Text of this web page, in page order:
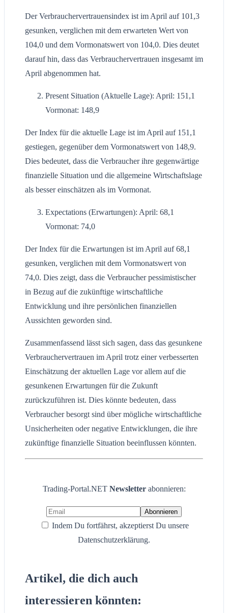
Der Verbrauchervertrauensindex ist im April auf 101,3
gesunken, verglichen mit dem erwarteten Wert von
104,0 und dem Vormonatswert von 104,0. Dies deutet
darauf hin, dass das Verbrauchervertrauen insgesamt im
April abgenommen hat.
Present Situation (Aktuelle Lage): April: 151,1
Vormonat: 148,9
Der Index für die aktuelle Lage ist im April auf 151,1
gestiegen, gegenüber dem Vormonatswert von 148,9.
Dies bedeutet, dass die Verbraucher ihre gegenwärtige
finanzielle Situation und die allgemeine Wirtschaftslage
als besser einschätzen als im Vormonat.
Expectations (Erwartungen): April: 68,1
Vormonat: 74,0
Der Index für die Erwartungen ist im April auf 68,1
gesunken, verglichen mit dem Vormonatswert von
74,0. Dies zeigt, dass die Verbraucher pessimistischer
in Bezug auf die zukünftige wirtschaftliche
Entwicklung und ihre persönlichen finanziellen
Aussichten geworden sind.
Zusammenfassend lässt sich sagen, dass das gesunkene
Verbrauchervertrauen im April trotz einer verbesserten
Einschätzung der aktuellen Lage vor allem auf die
gesunkenen Erwartungen für die Zukunft
zurückzuführen ist. Dies könnte bedeuten, dass
Verbraucher besorgt sind über mögliche wirtschaftliche
Unsicherheiten oder negative Entwicklungen, die ihre
zukünftige finanzielle Situation beeinflussen könnten.
Trading-Portal.NET Newsletter abonnieren:
Indem Du fortfährst, akzeptierst Du unsere
Datenschutzerklärung.
Artikel, die dich auch
interessieren könnten: